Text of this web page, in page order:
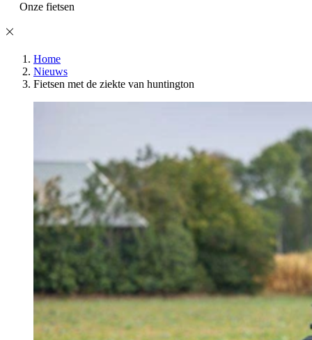
Onze fietsen
Home
Nieuws
Fietsen met de ziekte van huntington